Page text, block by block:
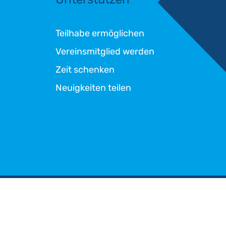
Teilhabe ermöglichen
Vereinsmitglied werden
Zeit schenken
Neuigkeiten teilen